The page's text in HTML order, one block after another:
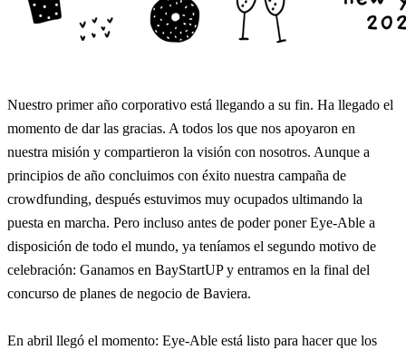
Nuestro primer año corporativo está llegando a su fin. Ha llegado el
momento de dar las gracias. A todos los que nos apoyaron en
nuestra misión y compartieron la visión con nosotros. Aunque a
principios de año concluimos con éxito nuestra campaña de
crowdfunding, después estuvimos muy ocupados ultimando la
puesta en marcha. Pero incluso antes de poder poner Eye-Able a
disposición de todo el mundo, ya teníamos el segundo motivo de
celebración: Ganamos en BayStartUP y entramos en la final del
concurso de planes de negocio de Baviera.
En abril llegó el momento: Eye-Able está listo para hacer que los